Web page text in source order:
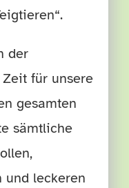
der
für unsere
gesamten
sämtliche
und leckeren